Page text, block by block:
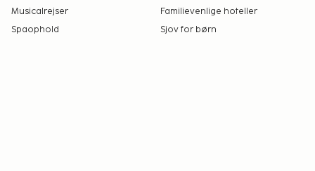
Musicalrejser
Familievenlige hoteller
Spaophold
Sjov for børn